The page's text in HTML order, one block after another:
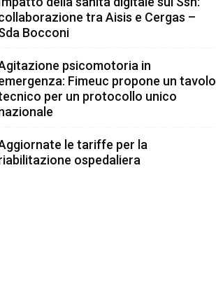
tra Aisis e Cergas –
Bocconi
psicomotoria in
Fimeuc propone un tavolo
per un protocollo unico
le tariffe per la
ospedaliera